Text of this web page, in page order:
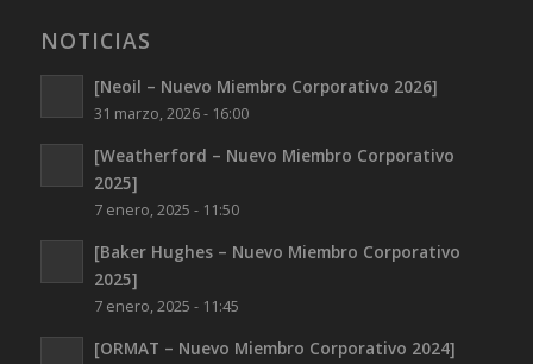
NOTICIAS
[Neoil – Nuevo Miembro Corporativo 2026]
31 marzo, 2026 - 16:00
[Weatherford – Nuevo Miembro Corporativo
2025]
7 enero, 2025 - 11:50
[Baker Hughes – Nuevo Miembro Corporativo
2025]
7 enero, 2025 - 11:45
[ORMAT – Nuevo Miembro Corporativo 2024]